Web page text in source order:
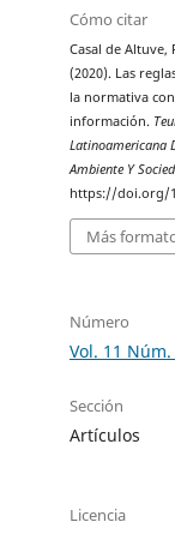
Cómo citar
Casal de Altuve,
(2020). Las
la normativa
información.
Latinoamericana
Ambiente Y
https://doi.org/
Más
Número
Vol. 11
Sección
Artículos
Licencia